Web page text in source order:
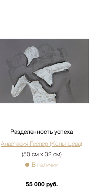
Разделенность успеха
Анастасия Геспер (Копытцева)
(50 см х 32 см)
В наличии
55 000 руб.